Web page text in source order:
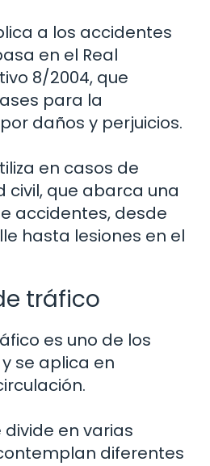
a los accidentes
en el Real
8/2004, que
para la
daños y perjuicios.
en casos de
civil, que abarca una
accidentes, desde
hasta lesiones en el
tráfico
es uno de los
se aplica en
en varias
diferentes